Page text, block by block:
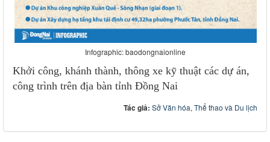
Infographic: baodongnaionline
Khởi công, khánh thành, thông xe kỹ thuật các dự án,
công trình trên địa bàn tỉnh Đồng Nai
Tác giả: Sở Văn hóa, Thể thao và Du lịch